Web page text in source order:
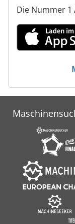
Die Nummer